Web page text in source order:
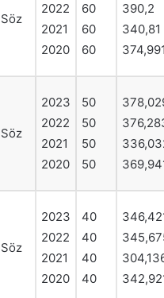
Söz
2022
2021
2020
60
60
60
390,2
340,81
Söz
2023
2022
2021
2020
50
50
50
50
Söz
2023
2022
2021
2020
40
40
40
40